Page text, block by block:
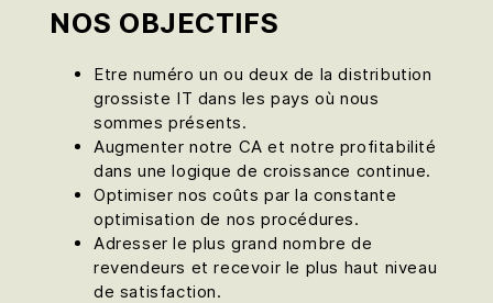
NOS OBJECTIFS
Etre numéro un ou deux de la distribution
grossiste IT dans les pays où nous
sommes présents.
Augmenter notre CA et notre profitabilité
dans une logique de croissance continue.
Optimiser nos coûts par la constante
optimisation de nos procédures.
Adresser le plus grand nombre de
revendeurs et recevoir le plus haut niveau
de satisfaction.